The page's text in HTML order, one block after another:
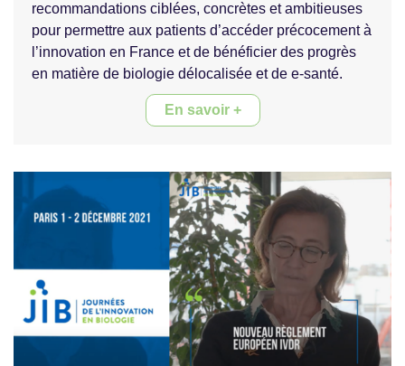
recommandations ciblées, concrètes et ambitieuses
pour permettre aux patients d’accéder précocement à
l’innovation en France et de bénéficier des progrès
en matière de biologie délocalisée et de e-santé.
En savoir +